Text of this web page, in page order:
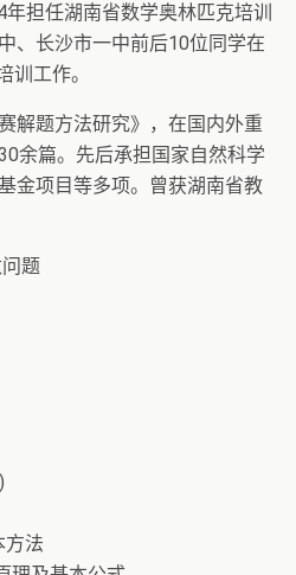
担任湖南省数学奥林匹克培训
、长沙市一中前后10位同学在
训工作。
解题方法研究》，在国内外重
余篇。先后承担国家自然科学
金项目等多项。曾获湖南省教
题
方法